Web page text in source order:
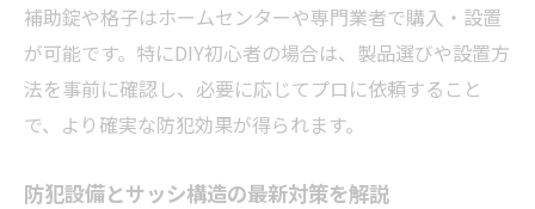
補助錠や格子はホームセンターや専門業者で購入・設置
が可能です。特にDIY初心者の場合は、製品選びや設置方
法を事前に確認し、必要に応じてプロに依頼すること
で、より確実な防犯効果が得られます。
防犯設備とサッシ構造の最新対策を解説